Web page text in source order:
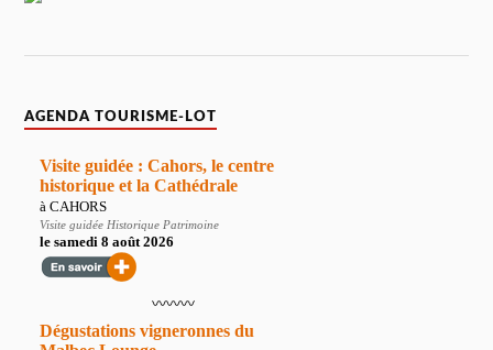
AGENDA TOURISME-LOT